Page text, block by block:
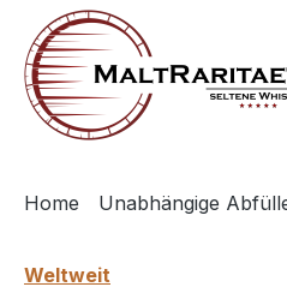
Zur
Home Unabhängige
Weltweit